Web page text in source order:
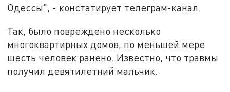
Одессы", - констатирует телеграм-канал.
Так, было повреждено несколько
многоквартирных домов, по меньшей мере
шесть человек ранено. Известно, что травмы
получил девятилетний мальчик.